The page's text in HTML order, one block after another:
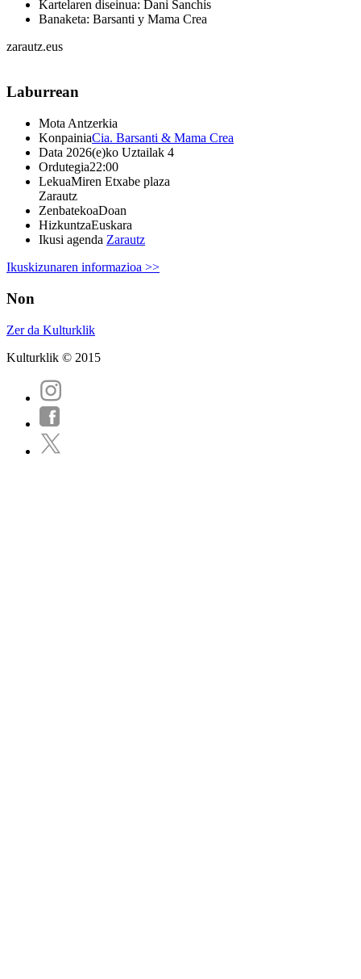
Kartelaren diseinua: Dani Sanchís
Banaketa: Barsanti y Mama Crea
zarautz.eus
Laburrean
Mota Antzerkia
KonpainiaCia. Barsanti & Mama Crea
Data 2026(e)ko Uztailak 4
Ordutegia22:00
LekuaMiren Etxabe plaza
Zarautz
ZenbatekoaDoan
HizkuntzaEuskara
Ikusi agenda Zarautz
Ikuskizunaren informazioa >>
Non
Zer da Kulturklik
Kulturklik © 2015